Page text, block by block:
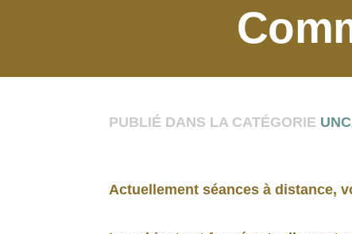
PUBLIÉ DANS LA CATÉGORIE
Actuellement séances à distance,